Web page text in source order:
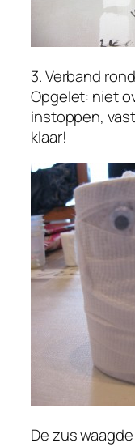
3. Verband
Opgelet: niet
instoppen,
klaar!
De zus